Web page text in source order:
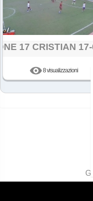
17 CRISTIAN
8 visualizzazioni